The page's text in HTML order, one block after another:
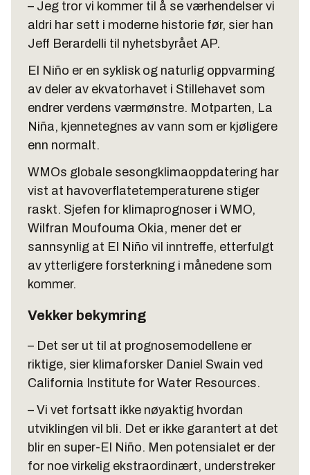
– Jeg tror vi kommer til å se værhendelser vi
aldri har sett i moderne historie før, sier han
Jeff Berardelli til nyhetsbyrået AP.
El Niño er en syklisk og naturlig oppvarming
av deler av ekvatorhavet i Stillehavet som
endrer verdens værmønstre. Motparten, La
Niña, kjennetegnes av vann som er kjøligere
enn normalt.
WMOs globale sesongklimaoppdatering har
vist at havoverflatetemperaturene stiger
raskt. Sjefen for klimaprognoser i WMO,
Wilfran Moufouma Okia, mener det er
sannsynlig at El Niño vil inntreffe, etterfulgt
av ytterligere forsterkning i månedene som
kommer.
Vekker bekymring
– Det ser ut til at prognosemodellene er
riktige, sier klimaforsker Daniel Swain ved
California Institute for Water Resources.
– Vi vet fortsatt ikke nøyaktig hvordan
utviklingen vil bli. Det er ikke garantert at det
blir en super-El Niño. Men potensialet er der
for noe virkelig ekstraordinært, understreker